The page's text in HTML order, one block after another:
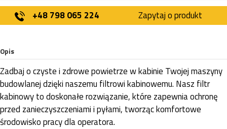
+48 798 065 224
Zapytaj o produkt
Opis
Zadbaj o czyste i zdrowe powietrze w kabinie Twojej maszyny
budowlanej dzięki naszemu filtrowi kabinowemu. Nasz filtr
kabinowy to doskonałe rozwiązanie, które zapewnia ochronę
przed zanieczyszczeniami i pyłami, tworząc komfortowe
środowisko pracy dla operatora.